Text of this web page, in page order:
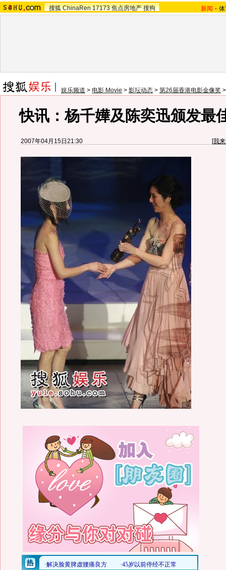
搜狐 ChinaRen 17173 焦点房地产 搜狗 新闻 -
娱乐频道 > 电影 Movie > 影坛动态 > 第26届香港电影金像奖
快讯：杨千嬅及陈奕迅颁发最
2007年04月15日21:30 [我